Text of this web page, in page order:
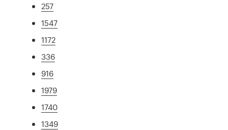
257
1547
1172
336
916
1979
1740
1349